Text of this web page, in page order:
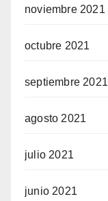
noviembre 2021
octubre 2021
septiembre 2021
agosto 2021
julio 2021
junio 2021